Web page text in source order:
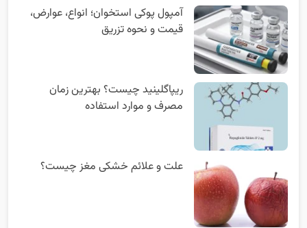
آمپول پوکی استخوان؛ انواع، عوارض،
قیمت و نحوه تزریق
ریپاگلینید چیست؟ بهترین زمان
مصرف و موارد استفاده
علت و علائم خشکی مغز چیست؟